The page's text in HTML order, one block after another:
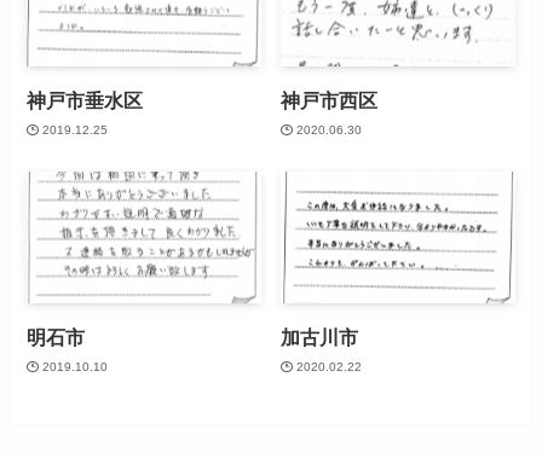
神戸市垂水区
2019.12.25
神戸市西区
2020.06.30
明石市
2019.10.10
加古川市
2020.02.22